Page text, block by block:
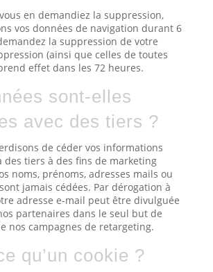
en demandiez la suppression,
vos données de navigation durant 6
la suppression de votre
(ainsi que celles de toutes
effet dans les 72 heures.
sont-elles
avec des tiers ?
de céder vos informations
des tiers à des fins de marketing
noms, prénoms, adresses mails ou
jamais cédées. Par dérogation à
adresse e-mail peut être divulguée
partenaires dans le seul but de
nos campagnes de retargeting.
qu’un cookie ?